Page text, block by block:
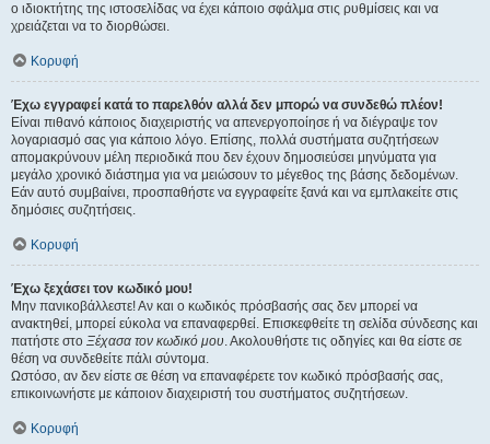
ο ιδιοκτήτης της ιστοσελίδας να έχει κάποιο σφάλμα στις ρυθμίσεις και να
χρειάζεται να το διορθώσει.
Κορυφή
Έχω εγγραφεί κατά το παρελθόν αλλά δεν μπορώ να συνδεθώ πλέον!
Είναι πιθανό κάποιος διαχειριστής να απενεργοποίησε ή να διέγραψε τον
λογαριασμό σας για κάποιο λόγο. Επίσης, πολλά συστήματα συζητήσεων
απομακρύνουν μέλη περιοδικά που δεν έχουν δημοσιεύσει μηνύματα για
μεγάλο χρονικό διάστημα για να μειώσουν το μέγεθος της βάσης δεδομένων.
Εάν αυτό συμβαίνει, προσπαθήστε να εγγραφείτε ξανά και να εμπλακείτε στις
δημόσιες συζητήσεις.
Κορυφή
Έχω ξεχάσει τον κωδικό μου!
Μην πανικοβάλλεστε! Αν και ο κωδικός πρόσβασής σας δεν μπορεί να
ανακτηθεί, μπορεί εύκολα να επαναφερθεί. Επισκεφθείτε τη σελίδα σύνδεσης και
πατήστε στο Ξέχασα τον κωδικό μου. Ακολουθήστε τις οδηγίες και θα είστε σε
θέση να συνδεθείτε πάλι σύντομα.
Ωστόσο, αν δεν είστε σε θέση να επαναφέρετε τον κωδικό πρόσβασής σας,
επικοινωνήστε με κάποιον διαχειριστή του συστήματος συζητήσεων.
Κορυφή